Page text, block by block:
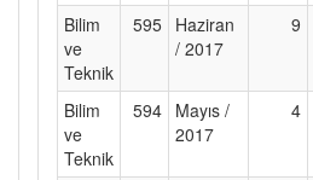
Bilim
ve
Teknik
595 Haziran
/ 2017
9
Bilim
ve
Teknik
594 Mayıs /
2017
4